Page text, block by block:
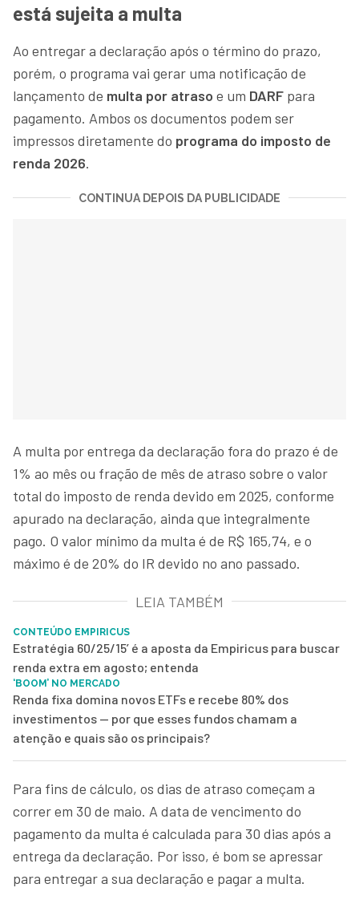
está sujeita a multa
Ao entregar a declaração após o término do prazo,
porém, o programa vai gerar uma notificação de
lançamento de multa por atraso e um DARF para
pagamento. Ambos os documentos podem ser
impressos diretamente do programa do imposto de
renda 2026.
CONTINUA DEPOIS DA PUBLICIDADE
A multa por entrega da declaração fora do prazo é de
1% ao mês ou fração de mês de atraso sobre o valor
total do imposto de renda devido em 2025, conforme
apurado na declaração, ainda que integralmente
pago. O valor mínimo da multa é de R$ 165,74, e o
máximo é de 20% do IR devido no ano passado.
LEIA TAMBÉM
CONTEÚDO EMPIRICUS
Estratégia 60/25/15’ é a aposta da Empiricus para buscar
renda extra em agosto; entenda
‘BOOM’ NO MERCADO
Renda fixa domina novos ETFs e recebe 80% dos
investimentos — por que esses fundos chamam a
atenção e quais são os principais?
Para fins de cálculo, os dias de atraso começam a
correr em 30 de maio. A data de vencimento do
pagamento da multa é calculada para 30 dias após a
entrega da declaração. Por isso, é bom se apressar
para entregar a sua declaração e pagar a multa.